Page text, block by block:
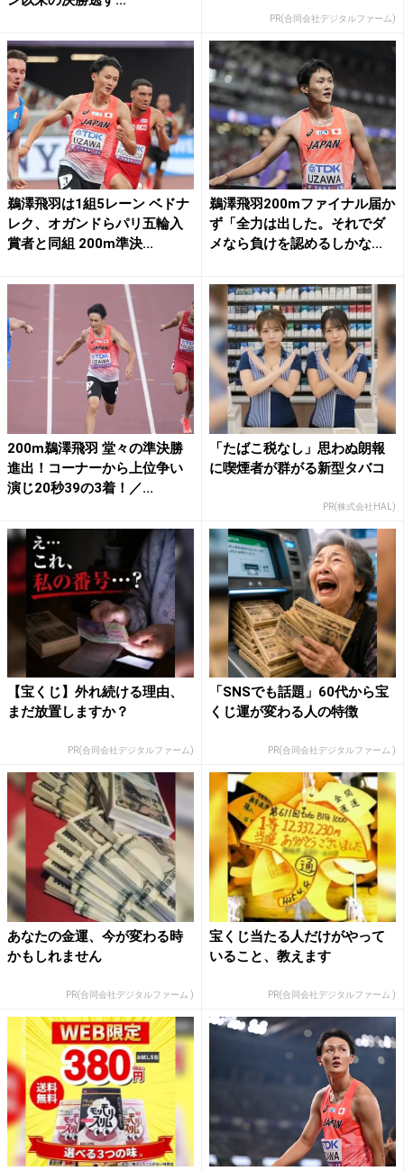
PR(合同会社デジタルファーム)
鵜澤飛羽は1組5レーン ベドナ
レク、オガンドらパリ五輪入
賞者と同組 200m準決...
鵜澤飛羽200mファイナル届か
ず「全力は出した。それでダ
メなら負けを認めるしかな...
200m鵜澤飛羽 堂々の準決勝
進出！コーナーから上位争い
演じ20秒39の3着！／...
「たばこ税なし」思わぬ朗報
に喫煙者が群がる新型タバコ
PR(株式会社HAL)
【宝くじ】外れ続ける理由、
まだ放置しますか？
PR(合同会社デジタルファーム)
「SNSでも話題」60代から宝
くじ運が変わる人の特徴
PR(合同会社デジタルファーム )
あなたの金運、今が変わる時
かもしれません
PR(合同会社デジタルファーム )
宝くじ当たる人だけがやって
いること、教えます
PR(合同会社デジタルファーム )